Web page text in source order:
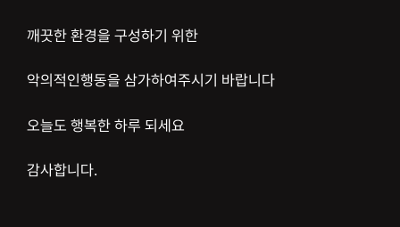
깨끗한 환경을 구성하기 위한
악의적인행동을 삼가하여주시기 바랍니다
오늘도 행복한 하루 되세요
감사합니다.